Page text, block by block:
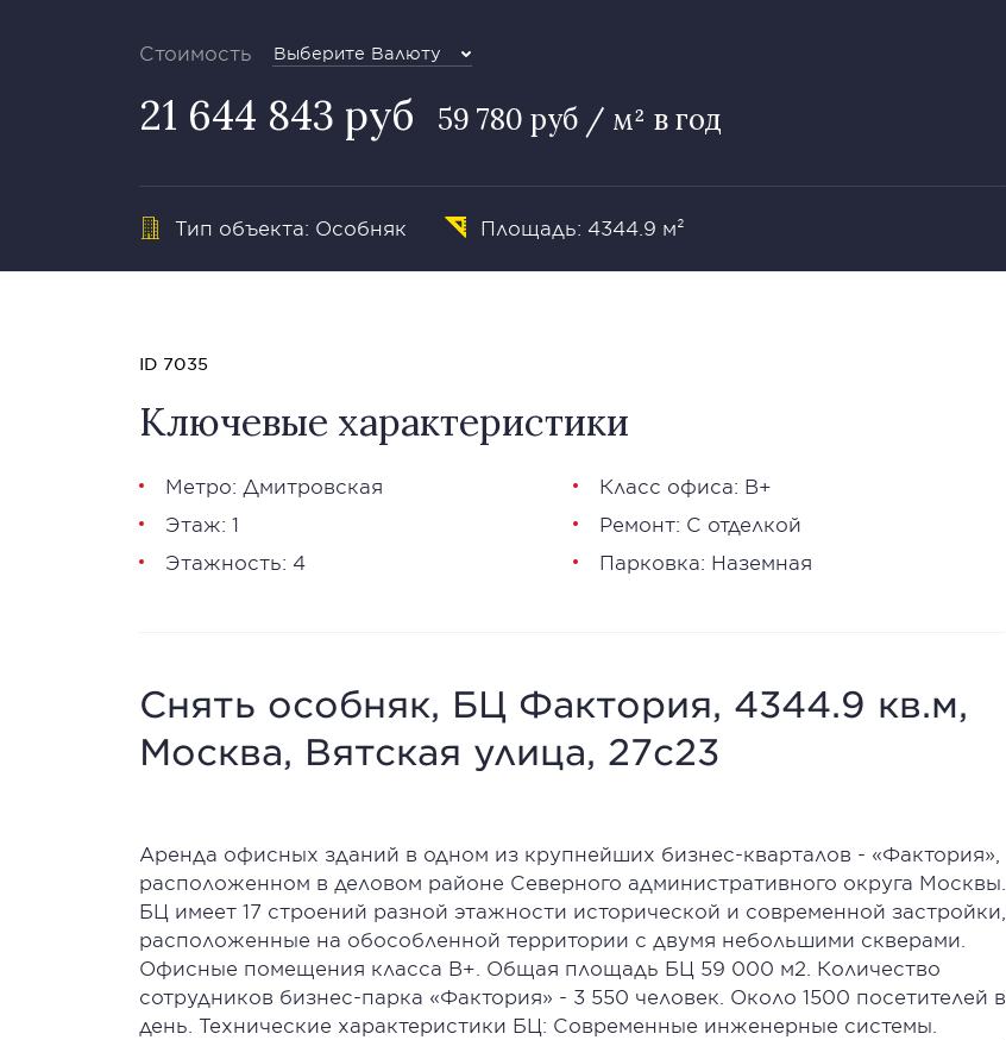
Стоимость Выберите Валюту
21 644 843 руб 59 780 руб / м² в год
Тип объекта: Особняк Площадь: 4344.9 м²
ID 7035
Ключевые характеристики
Метро: Дмитровская
Этаж: 1
Этажность: 4
Класс офиса: В+
Ремонт: С отделкой
Парковка: Наземная
Снять особняк, БЦ Фактория, 4344.9 кв.м,
Москва, Вятская улица, 27с23
Аренда офисных зданий в одном из крупнейших бизнес-кварталов - «Фактория»,
расположенном в деловом районе Северного административного округа Москвы.
БЦ имеет 17 строений разной этажности исторической и современной застройки,
расположенные на обособленной территории с двумя небольшими скверами.
Офисные помещения класса В+. Общая площадь БЦ 59 000 м2. Количество
сотрудников бизнес-парка «Фактория» - 3 550 человек. Около 1500 посетителей в
день. Технические характеристики БЦ: Современные инженерные системы.